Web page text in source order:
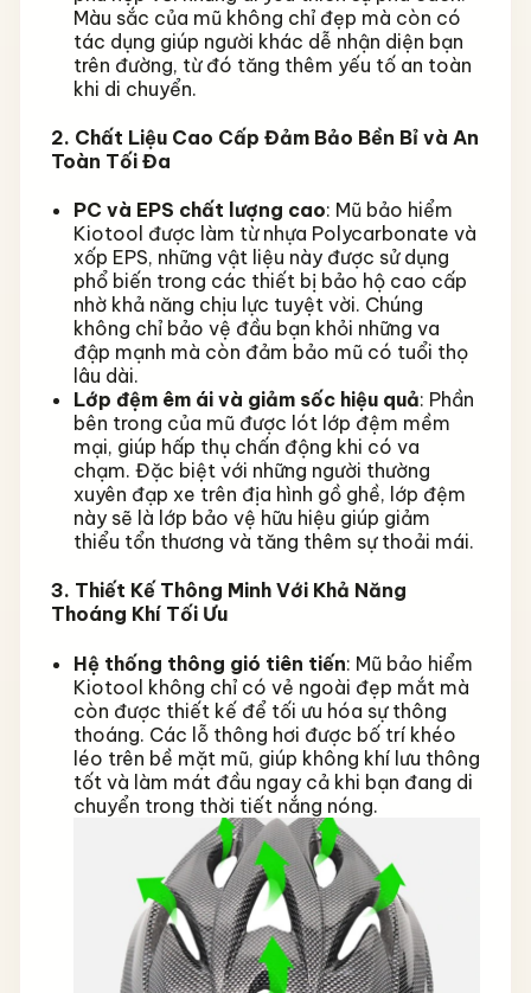
Màu sắc của mũ không chỉ đẹp mà còn có
tác dụng giúp người khác dễ nhận diện bạn
trên đường, từ đó tăng thêm yếu tố an toàn
khi di chuyển.
2. Chất Liệu Cao Cấp Đảm Bảo Bền Bỉ và An
Toàn Tối Đa
PC và EPS chất lượng cao: Mũ bảo hiểm
Kiotool được làm từ nhựa Polycarbonate và
xốp EPS, những vật liệu này được sử dụng
phổ biến trong các thiết bị bảo hộ cao cấp
nhờ khả năng chịu lực tuyệt vời. Chúng
không chỉ bảo vệ đầu bạn khỏi những va
đập mạnh mà còn đảm bảo mũ có tuổi thọ
lâu dài.
Lớp đệm êm ái và giảm sốc hiệu quả: Phần
bên trong của mũ được lót lớp đệm mềm
mại, giúp hấp thụ chấn động khi có va
chạm. Đặc biệt với những người thường
xuyên đạp xe trên địa hình gồ ghề, lớp đệm
này sẽ là lớp bảo vệ hữu hiệu giúp giảm
thiểu tổn thương và tăng thêm sự thoải mái.
3. Thiết Kế Thông Minh Với Khả Năng
Thoáng Khí Tối Ưu
Hệ thống thông gió tiên tiến: Mũ bảo hiểm
Kiotool không chỉ có vẻ ngoài đẹp mắt mà
còn được thiết kế để tối ưu hóa sự thông
thoáng. Các lỗ thông hơi được bố trí khéo
léo trên bề mặt mũ, giúp không khí lưu thông
tốt và làm mát đầu ngay cả khi bạn đang di
chuyển trong thời tiết nắng nóng.